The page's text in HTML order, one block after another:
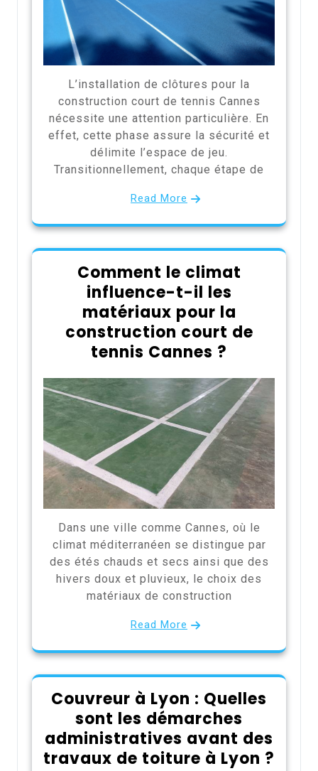
L’installation de clôtures pour la
construction court de tennis Cannes
nécessite une attention particulière. En
effet, cette phase assure la sécurité et
délimite l’espace de jeu.
Transitionnellement, chaque étape de
Read More
Comment le climat
influence-t-il les
matériaux pour la
construction court de
tennis Cannes ?
Dans une ville comme Cannes, où le
climat méditerranéen se distingue par
des étés chauds et secs ainsi que des
hivers doux et pluvieux, le choix des
matériaux de construction
Read More
Couvreur à Lyon : Quelles
sont les démarches
administratives avant des
travaux de toiture à Lyon ?